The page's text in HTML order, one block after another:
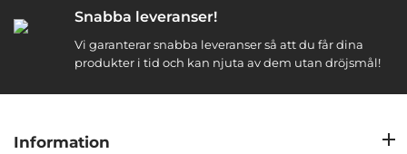
Snabba leveranser!
Vi garanterar snabba leveranser så att du får dina
produkter i tid och kan njuta av dem utan dröjsmål!
Information